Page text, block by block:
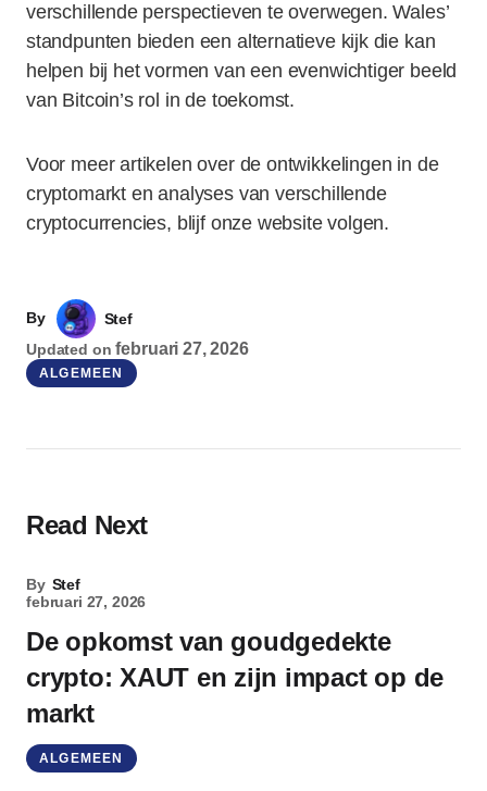
verschillende perspectieven te overwegen. Wales’
standpunten bieden een alternatieve kijk die kan
helpen bij het vormen van een evenwichtiger beeld
van Bitcoin’s rol in de toekomst.
Voor meer artikelen over de ontwikkelingen in de
cryptomarkt en analyses van verschillende
cryptocurrencies, blijf onze website volgen.
By
Stef
Updated on februari 27, 2026
ALGEMEEN
Read Next
By Stef
februari 27, 2026
De opkomst van goudgedekte
crypto: XAUT en zijn impact op de
markt
ALGEMEEN